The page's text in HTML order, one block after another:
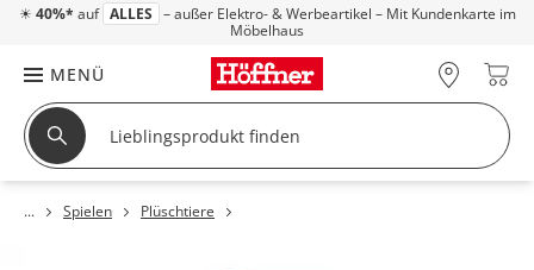
☀ 40%* auf ALLES – außer Elektro- & Werbeartikel – Mit Kundenkarte im
Möbelhaus
MENÜ
Spielen Plüschtiere